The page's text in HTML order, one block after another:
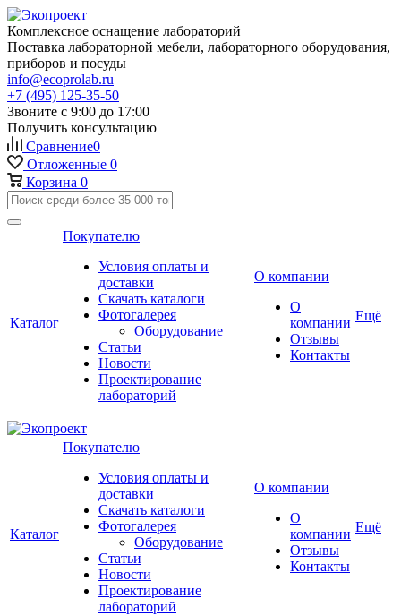
Комплексное оснащение лабораторий
Поставка лабораторной мебели, лабораторного оборудования,
приборов и посуды
info@ecoprolab.ru
+7 (495) 125-35-50
Звоните с 9:00 до 17:00
Получить консультацию
Сравнение0
Отложенные 0
Корзина 0
Каталог
Покупателю
Условия оплаты и
доставки
Скачать каталоги
Фотогалерея
Оборудование
Статьи
Новости
Проектирование
лабораторий
О компании
О
компании
Отзывы
Контакты
Ещё
Каталог
Покупателю
Условия оплаты и
доставки
Скачать каталоги
Фотогалерея
Оборудование
Статьи
Новости
Проектирование
лабораторий
О компании
О
компании
Отзывы
Контакты
Ещё